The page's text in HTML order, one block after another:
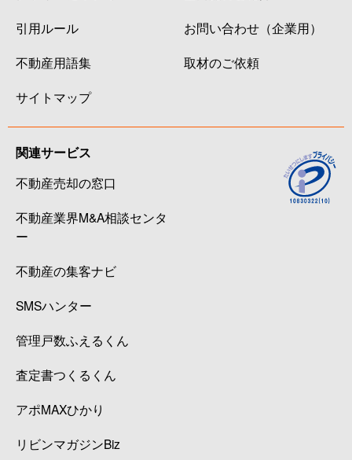
引用ルール
不動産用語集
サイトマップ
お問い合わせ（企業用）
取材のご依頼
関連サービス
不動産売却の窓口
不動産業界M&A相談センタ
ー
不動産の集客ナビ
SMSハンター
管理戸数ふえるくん
査定書つくるくん
アポMAXひかり
リビンマガジンBiz